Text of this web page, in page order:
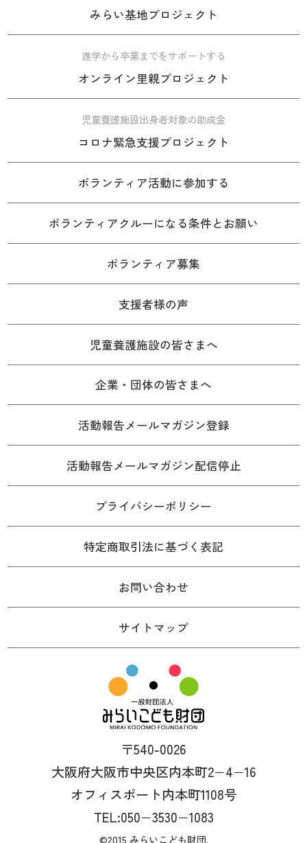
みらい基地プロジェクト
進学から卒業までをサポートする
オンライン里親プロジェクト
児童養護施設出身者対象の助成金
コロナ緊急支援プロジェクト
ボランティア活動に参加する
ボランティアクルーになる条件とお願い
ボランティア募集
支援者様の声
児童養護施設の皆さまへ
企業・団体の皆さまへ
活動報告メールマガジン登録
活動報告メールマガジン配信停止
プライバシーポリシー
特定商取引法に基づく表記
お問い合わせ
サイトマップ
〒540-0026
大阪府大阪市中央区内本町2−4−16
オフィスポート内本町1108号
TEL:050−3530−1083
©2015 みらいこども財団.